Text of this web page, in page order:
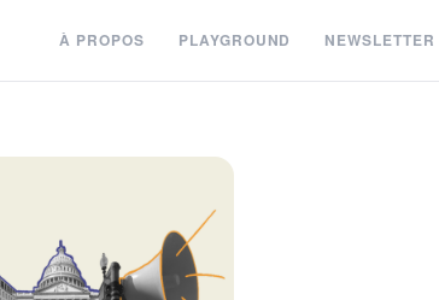
À PROPOS PLAYGROUND NEWSLETTER